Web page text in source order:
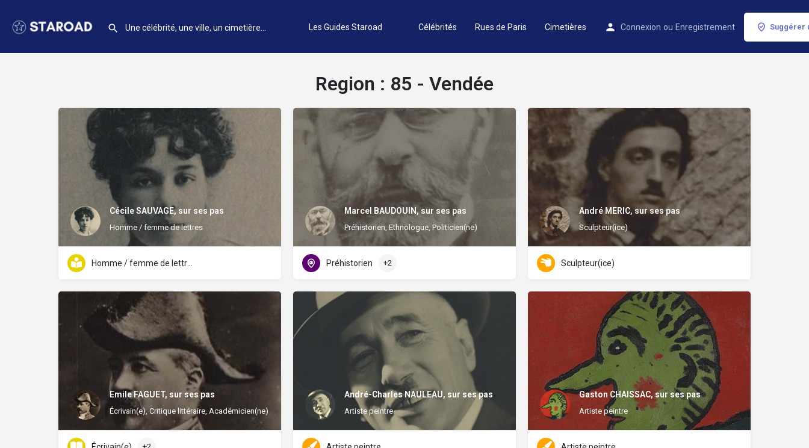
Les Guides Staroad Célébrités Rues de Paris Cimetières Connexion ou Enregistrement Suggérer
Region : 85 - Vendée
Cécile SAUVAGE, sur ses pas
Homme / femme de lettres
Marcel BAUDOUIN, sur ses pas
Préhistorien, Ethnologue, Politicien(ne)
Préhistorien +2
André MERIC, sur ses pas
Sculpteur(ice)
Sculpteur(ice)
Emile FAGUET, sur ses pas
Écrivain(e), Critique littéraire, Académicien(ne)
André-Charles NAULEAU, sur ses pas
Artiste peintre
Gaston CHAISSAC, sur ses pas
Artiste peintre